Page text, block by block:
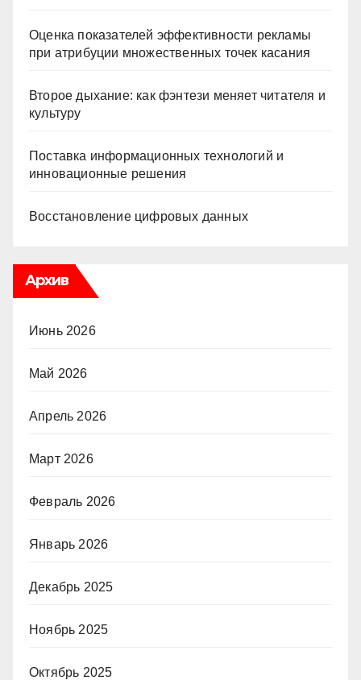
Оценка показателей эффективности рекламы
при атрибуции множественных точек касания
Второе дыхание: как фэнтези меняет читателя и
культуру
Поставка информационных технологий и
инновационные решения
Восстановление цифровых данных
Архив
Июнь 2026
Май 2026
Апрель 2026
Март 2026
Февраль 2026
Январь 2026
Декабрь 2025
Ноябрь 2025
Октябрь 2025